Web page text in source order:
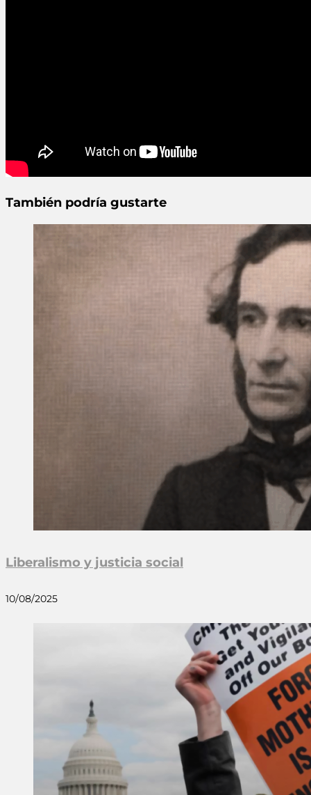
También podría gustarte
Liberalismo y justicia social
10/08/2025